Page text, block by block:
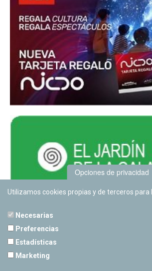
Opciones de privacidad
Utilizamos cookies propias y de terceros para
Necesarias
Preferencias
Estadísticas
Marketing